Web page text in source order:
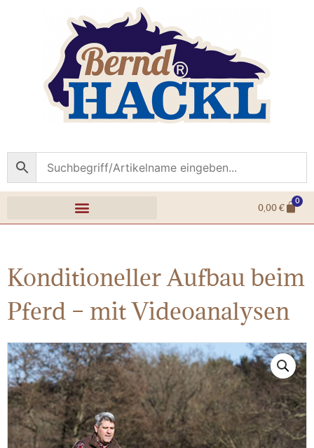
0,00€
0
Konditioneller Aufbau beim
Pferd – mit Videoanalysen